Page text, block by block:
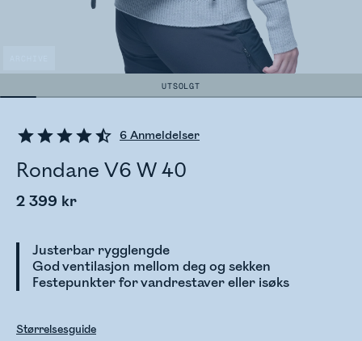
UTSOLGT
6 Anmeldelser
Rondane V6 W 40
2 399 kr
Justerbar rygglengde
God ventilasjon mellom deg og sekken
Festepunkter for vandrestaver eller isøks
Størrelsesguide